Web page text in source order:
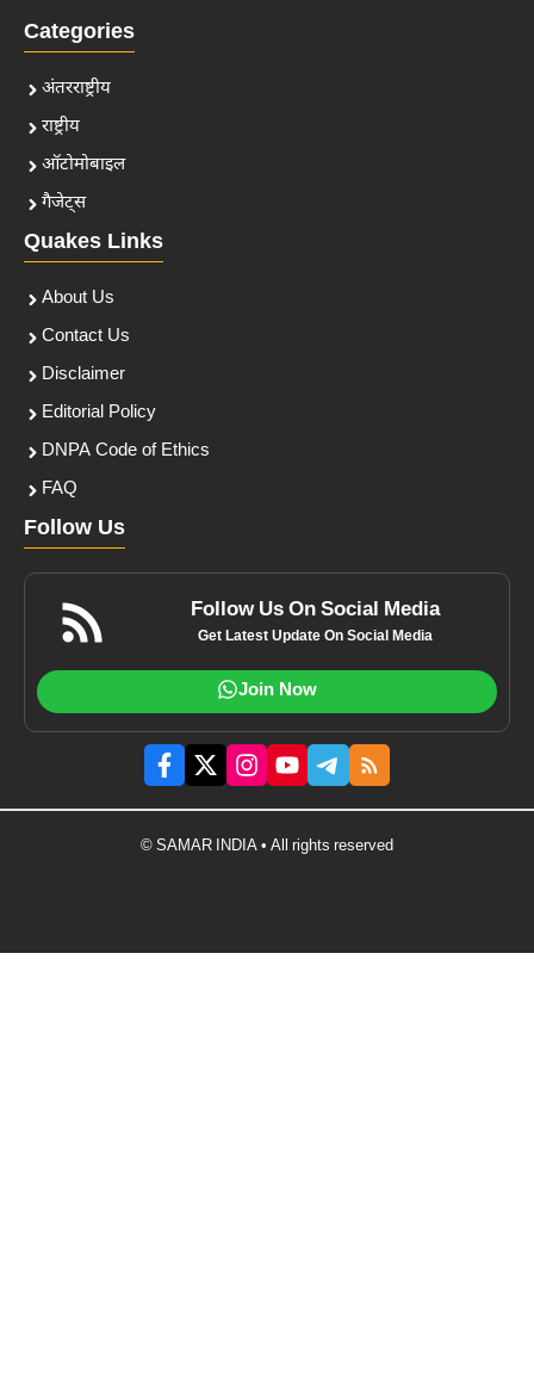
Categories
अंतरराष्ट्रीय
राष्ट्रीय
ऑटोमोबाइल
गैजेट्स
Quakes Links
About Us
Contact Us
Disclaimer
Editorial Policy
DNPA Code of Ethics
FAQ
Follow Us
Follow Us On Social Media
Get Latest Update On Social Media
Join Now
© SAMAR INDIA • All rights reserved